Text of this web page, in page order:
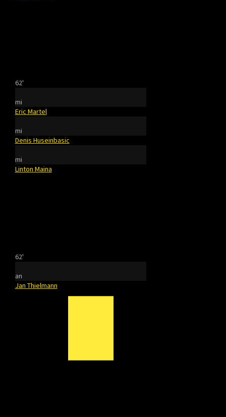
62'
mi
Eric Martel
mi
Denis Huseinbasic
mi
Linton Maina
62'
an
Jan Thielmann